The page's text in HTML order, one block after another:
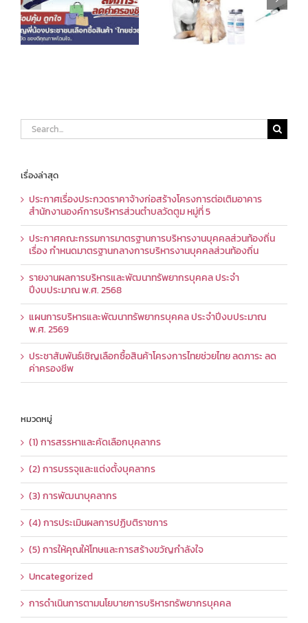
Search
for:
เรื่องล่าสุด
ประกาศเรื่องประกวดราคาจ้างก่อสร้างโครงการต่อเติมอาคาร
สำนักงานองค์การบริหารส่วนตำบลวัดตูม หมู่ที่ 5
ประกาศคณะกรรมการมาตรฐานการบริหารงานบุคคลส่วนท้องถิ่น
เรื่อง กำหนดมาตรฐานกลางการบริหารงานบุคคลส่วนท้องถิ่น
รายงานผลการบริหารและพัฒนาทรัพยากรบุคคล ประจำ
ปีงบประมาณ พ.ศ. 2568
แผนการบริหารและพัฒนาทรัพยากรบุคคล ประจำปีงบประมาณ
พ.ศ. 2569
ประชาสัมพันธ์เชิญเลือกซื้อสินค้าโครงการไทยช่วยไทย ลดภาระ ลด
ค่าครองชีพ
หมวดหมู่
(1) การสรรหาและคัดเลือกบุคลากร
(2) การบรรจุและแต่งตั้งบุคลากร
(3) การพัฒนาบุคลากร
(4) การประเมินผลการปฏิบติราชการ
(5) การให้คุณให้โทษและการสร้างขวัญกำลังใจ
Uncategorized
การดำเนินการตามนโยบายการบริหารทรัพยากรบุคคล